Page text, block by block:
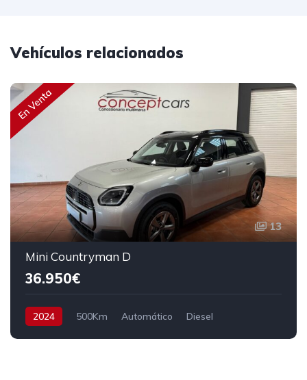
Vehículos relacionados
En Venta
13
Mini Countryman D
36.950€
2024 500Km Automático
Diesel